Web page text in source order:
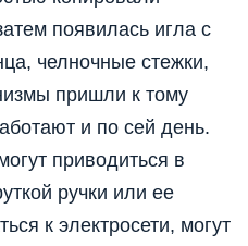
появилась игла с
челночные стежки,
пришли к тому
и по сей день.
приводиться в
ручки или ее
к электросети, могут